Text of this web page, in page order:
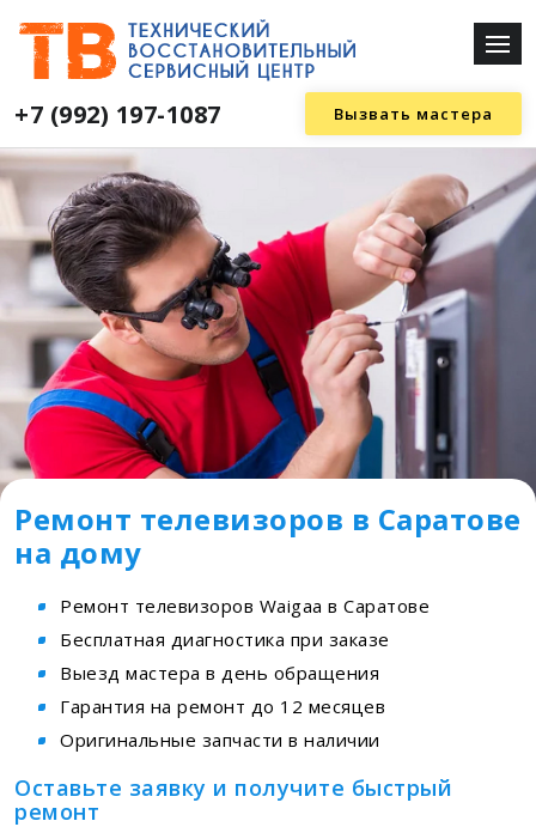
+7 (992) 197-1087 Вызвать мастера
Ремонт телевизоров в Саратове
на дому
Ремонт телевизоров Waigaa в Саратове
Бесплатная диагностика при заказе
Выезд мастера в день обращения
Гарантия на ремонт до 12 месяцев
Оригинальные запчасти в наличии
Оставьте заявку и получите быстрый
ремонт